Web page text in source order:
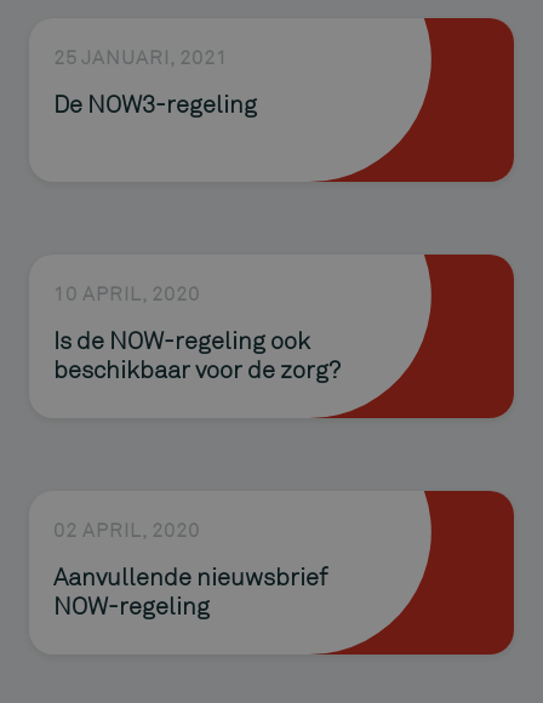
25 JANUARI, 2021
De NOW3-regeling
10 APRIL, 2020
Is de NOW-regeling ook
beschikbaar voor de zorg?
02 APRIL, 2020
Aanvullende nieuwsbrief
NOW-regeling